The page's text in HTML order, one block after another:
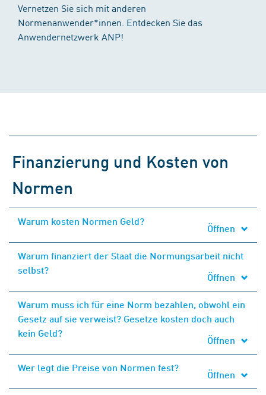
Vernetzen Sie sich mit anderen
Normenanwender*innen. Entdecken Sie das
Anwendernetzwerk ANP!
Finanzierung und Kosten von
Normen
Warum kosten Normen Geld?
Öffnen
Warum finanziert der Staat die Normungsarbeit nicht
selbst?
Öffnen
Warum muss ich für eine Norm bezahlen, obwohl ein
Gesetz auf sie verweist? Gesetze kosten doch auch
kein Geld?
Öffnen
Wer legt die Preise von Normen fest?
Öffnen